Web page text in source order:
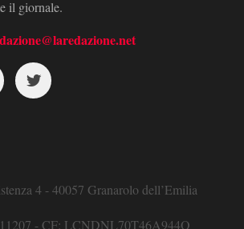
il giornale.
4 - 40057 Granarolo dell’Emilia
- CF: LCNDNL70T46A944O